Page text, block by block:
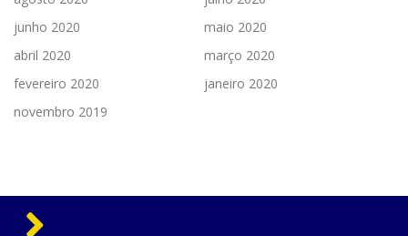
junho 2020
maio 2020
abril 2020
março 2020
fevereiro 2020
janeiro 2020
novembro 2019